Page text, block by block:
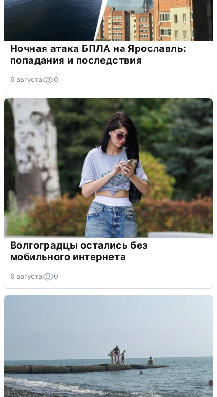
Ночная атака БПЛА на Ярославль:
попадания и последствия
6 августа 0
Волгоградцы остались без
мобильного интернета
6 августа 0